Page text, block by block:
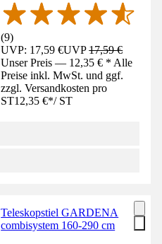
(9)
UVP: 17,59 €UVP17,59 €
Unser Preis — 12,35 € * Alle
Preise inkl. MwSt. und ggf.
zzgl. Versandkosten pro
ST12,35 €*/ ST
Teleskopstiel GARDENA
combisystem 160-290 cm